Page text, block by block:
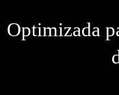
Optimizada